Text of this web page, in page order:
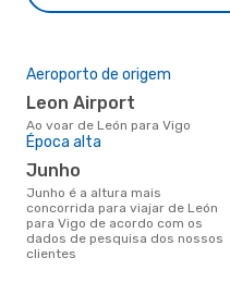
Aeroporto de origem
Leon Airport
Ao voar de León para Vigo
Época alta
junho
junho é a altura mais
concorrida para viajar de León
para Vigo de acordo com os
dados de pesquisa dos nossos
clientes